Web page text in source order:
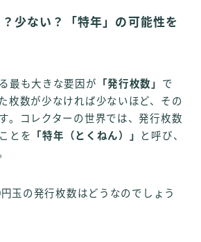
少ない？「特年」の可能性を
最も大きな要因が 「発行枚数」 で
枚数が少なければ少ないほど、その
。コレクターの世界では、発行枚数
とを
「特年（とくねん）」
と呼び、
玉の発行枚数はどうなのでしょう